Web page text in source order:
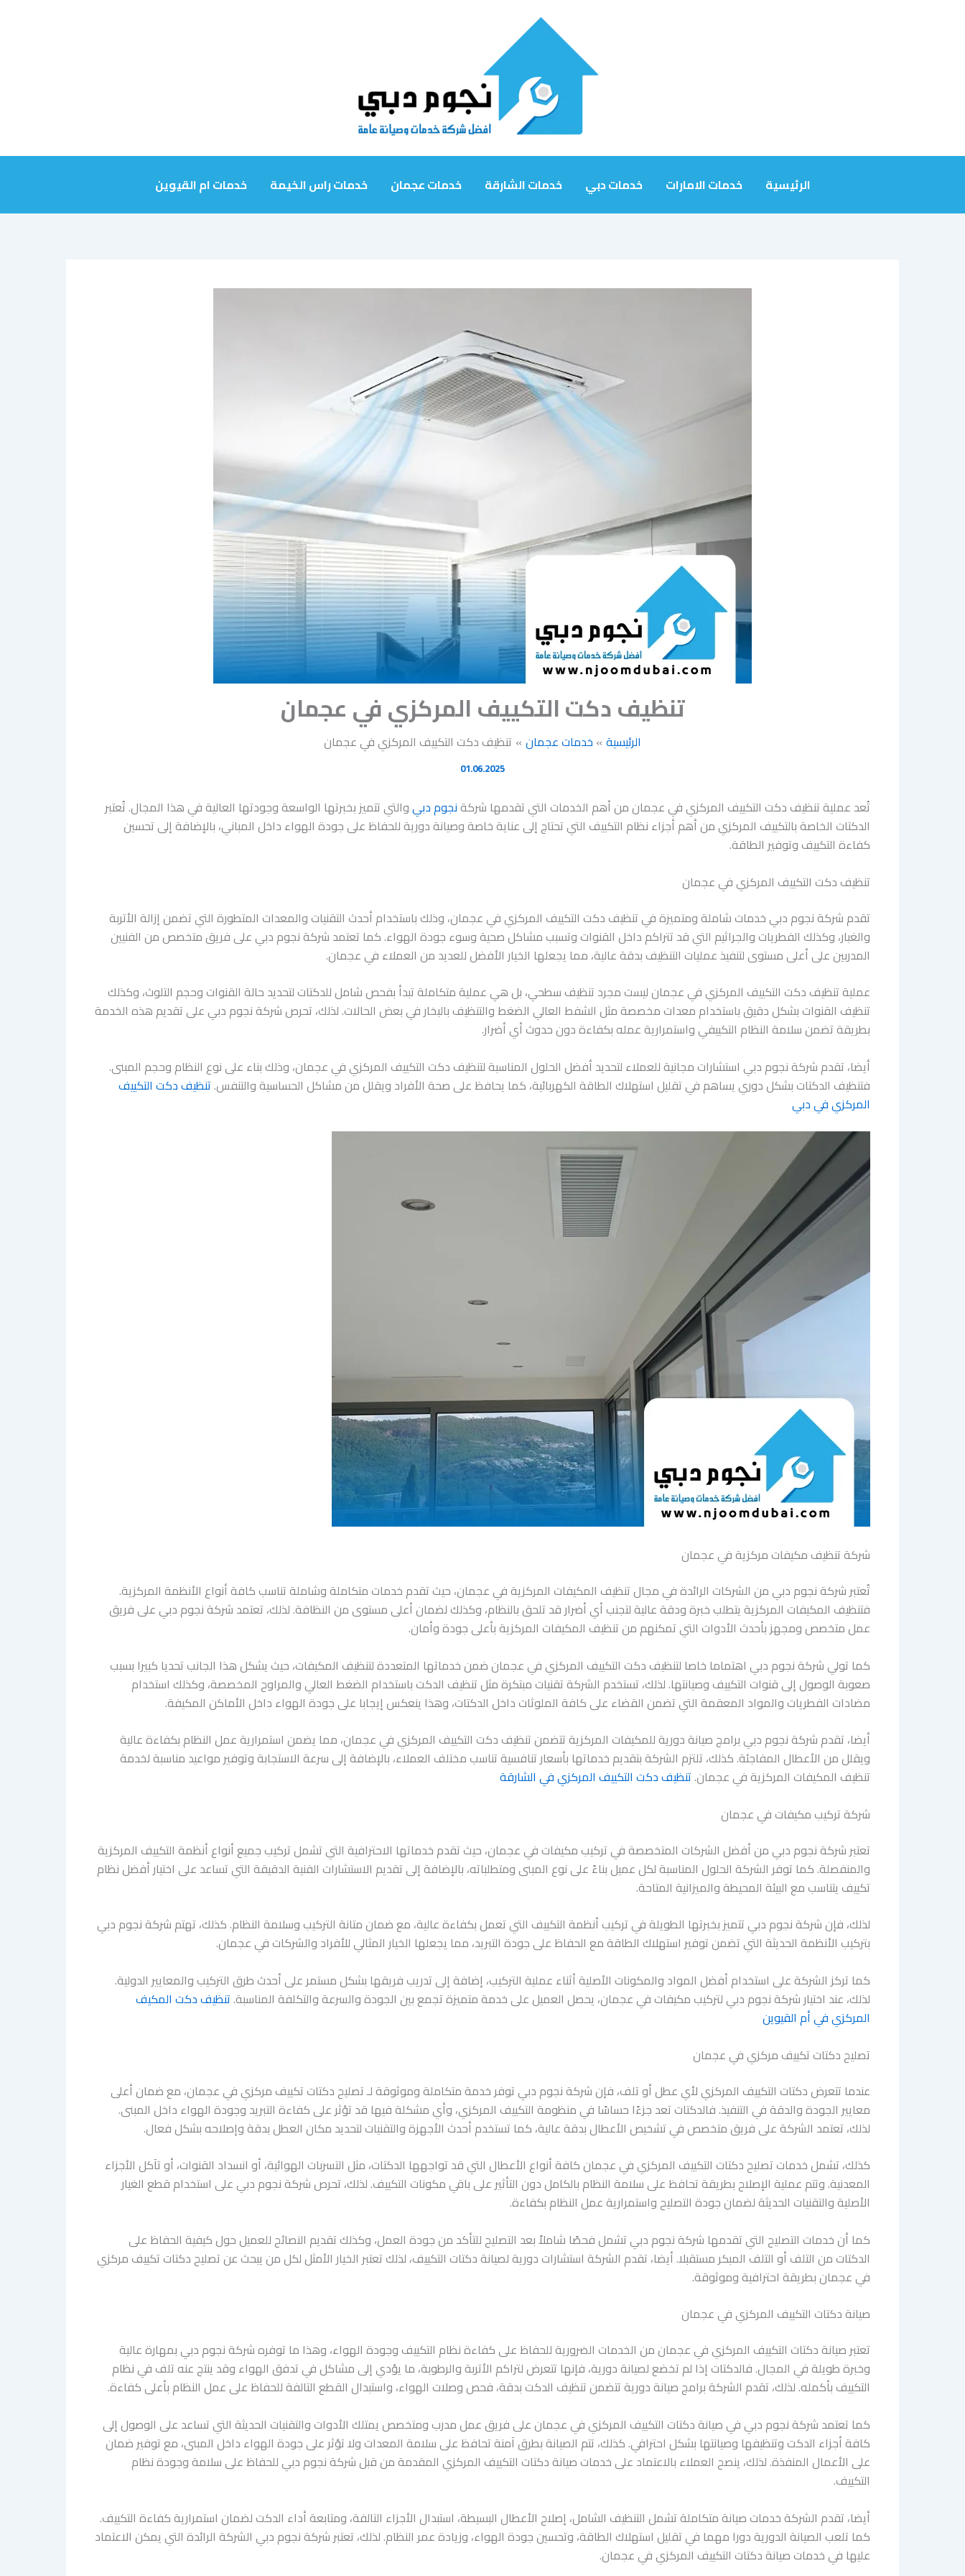
الرئيسية خدمات الامارات خدمات دبي خدمات الشارقة خدمات عجمان خدمات راس الخيمة خدمات ام القيوين
تنظيف دكت التكييف المركزي في عجمان
الرئيسية خدمات عجمان تنظيف دكت التكييف المركزي في عجمان
01.06.2025
تُعد عملية تنظيف دكت التكييف المركزي في عجمان من أهم الخدمات التي تقدمها شركةنجوم دبيوالتي تتميز بخبرتها الواسعة وجودتها العالية في هذا المجال. تُعتبر
الدكتات الخاصة بالتكييف المركزي من أهم أجزاء نظام التكييف التي تحتاج إلى عناية خاصة وصيانة دورية للحفاظ على جودة الهواء داخل المباني، بالإضافة إلى تحسين
كفاءة التكييف وتوفير الطاقة.
تنظيف دكت التكييف المركزي في عجمان
تقدم شركة نجوم دبي خدمات شاملة ومتميزة في تنظيف دكت التكييف المركزي في عجمان، وذلك باستخدام أحدث التقنيات والمعدات المتطورة التي تضمن إزالة الأتربة
والغبار، وكذلك الفطريات والجراثيم التي قد تتراكم داخل القنوات وتسبب مشاكل صحية وسوء جودة الهواء. كما تعتمد شركة نجوم دبي على فريق متخصص من الفنيين
المدربين على أعلى مستوى لتنفيذ عمليات التنظيف بدقة عالية، مما يجعلها الخيار الأفضل للعديد من العملاء في عجمان.
عملية تنظيف دكت التكييف المركزي في عجمان ليست مجرد تنظيف سطحي، بل هي عملية متكاملة تبدأ بفحص شامل للدكتات لتحديد حالة القنوات وحجم التلوث، وكذلك
تنظيف القنوات بشكل دقيق باستخدام معدات مخصصة مثل الشفط العالي الضغط والتنظيف بالبخار في بعض الحالات. لذلك، تحرص شركة نجوم دبي على تقديم هذه الخدمة
بطريقة تضمن سلامة النظام التكييفي واستمرارية عمله بكفاءة دون حدوث أي أضرار.
أيضا، تقدم شركة نجوم دبي استشارات مجانية للعملاء لتحديد أفضل الحلول المناسبة لتنظيف دكت التكييف المركزي في عجمان، وذلك بناء على نوع النظام وحجم المبنى.
فتنظيف الدكتات بشكل دوري يساهم في تقليل استهلاك الطاقة الكهربائية، كما يحافظ على صحة الأفراد ويقلل من مشاكل الحساسية والتنفس.تنظيف دكت التكييف
المركزي في دبي
شركة تنظيف مكيفات مركزية في عجمان
تُعتبر شركة نجوم دبي من الشركات الرائدة في مجال تنظيف المكيفات المركزية في عجمان، حيث تقدم خدمات متكاملة وشاملة تناسب كافة أنواع الأنظمة المركزية.
فتنظيف المكيفات المركزية يتطلب خبرة ودقة عالية لتجنب أي أضرار قد تلحق بالنظام، وكذلك لضمان أعلى مستوى من النظافة. لذلك، تعتمد شركة نجوم دبي على فريق
عمل متخصص ومجهز بأحدث الأدوات التي تمكنهم من تنظيف المكيفات المركزية بأعلى جودة وأمان.
كما تولي شركة نجوم دبي اهتماما خاصا لتنظيف دكت التكييف المركزي في عجمان ضمن خدماتها المتعددة لتنظيف المكيفات، حيث يشكل هذا الجانب تحديا كبيرا بسبب
صعوبة الوصول إلى قنوات التكييف وصيانتها. لذلك، تستخدم الشركة تقنيات مبتكرة مثل تنظيف الدكت باستخدام الضغط العالي والمراوح المخصصة، وكذلك استخدام
مضادات الفطريات والمواد المعقمة التي تضمن القضاء على كافة الملوثات داخل الدكتات، وهذا ينعكس إيجابا على جودة الهواء داخل الأماكن المكيفة.
أيضا، تقدم شركة نجوم دبي برامج صيانة دورية للمكيفات المركزية تتضمن تنظيف دكت التكييف المركزي في عجمان، مما يضمن استمرارية عمل النظام بكفاءة عالية
ويقلل من الأعطال المفاجئة. كذلك، تلتزم الشركة بتقديم خدماتها بأسعار تنافسية تناسب مختلف العملاء، بالإضافة إلى سرعة الاستجابة وتوفير مواعيد مناسبة لخدمة
تنظيف المكيفات المركزية في عجمان.تنظيف دكت التكييف المركزي في الشارقة
شركة تركيب مكيفات في عجمان
تعتبر شركة نجوم دبي من أفضل الشركات المتخصصة في تركيب مكيفات في عجمان، حيث تقدم خدماتها الاحترافية التي تشمل تركيب جميع أنواع أنظمة التكييف المركزية
والمنفصلة. كما توفر الشركة الحلول المناسبة لكل عميل بناءً على نوع المبنى ومتطلباته، بالإضافة إلى تقديم الاستشارات الفنية الدقيقة التي تساعد على اختيار أفضل نظام
تكييف يتناسب مع البيئة المحيطة والميزانية المتاحة.
لذلك، فإن شركة نجوم دبي تتميز بخبرتها الطويلة في تركيب أنظمة التكييف التي تعمل بكفاءة عالية، مع ضمان متانة التركيب وسلامة النظام. كذلك، تهتم شركة نجوم دبي
بتركيب الأنظمة الحديثة التي تضمن توفير استهلاك الطاقة مع الحفاظ على جودة التبريد، مما يجعلها الخيار المثالي للأفراد والشركات في عجمان.
كما تركز الشركة على استخدام أفضل المواد والمكونات الأصلية أثناء عملية التركيب، إضافة إلى تدريب فريقها بشكل مستمر على أحدث طرق التركيب والمعايير الدولية.
لذلك، عند اختيار شركة نجوم دبي لتركيب مكيفات في عجمان، يحصل العميل على خدمة متميزة تجمع بين الجودة والسرعة والتكلفة المناسبة.تنظيف دكت المكيف
المركزي في أم القيوين
تصليح دكتات تكييف مركزي في عجمان
عندما تتعرض دكتات التكييف المركزي لأي عطل أو تلف، فإن شركة نجوم دبي توفر خدمة متكاملة وموثوقة لـ تصليح دكتات تكييف مركزي في عجمان، مع ضمان أعلى
معايير الجودة والدقة في التنفيذ. فالدكتات تعد جزءًا حساسًا في منظومة التكييف المركزي، وأي مشكلة فيها قد تؤثر على كفاءة التبريد وجودة الهواء داخل المبنى.
لذلك، تعتمد الشركة على فريق متخصص في تشخيص الأعطال بدقة عالية، كما تستخدم أحدث الأجهزة والتقنيات لتحديد مكان العطل بدقة وإصلاحه بشكل فعال.
كذلك، تشمل خدمات تصليح دكتات التكييف المركزي في عجمان كافة أنواع الأعطال التي قد تواجهها الدكتات، مثل التسربات الهوائية، أو انسداد القنوات، أو تآكل الأجزاء
المعدنية. وتتم عملية الإصلاح بطريقة تحافظ على سلامة النظام بالكامل دون التأثير على باقي مكونات التكييف. لذلك، تحرص شركة نجوم دبي على استخدام قطع الغيار
الأصلية والتقنيات الحديثة لضمان جودة التصليح واستمرارية عمل النظام بكفاءة.
كما أن خدمات التصليح التي تقدمها شركة نجوم دبي تشمل فحصًا شاملاً بعد التصليح للتأكد من جودة العمل، وكذلك تقديم النصائح للعميل حول كيفية الحفاظ على
الدكتات من التلف أو التلف المبكر مستقبلا. أيضا، تقدم الشركة استشارات دورية لصيانة دكتات التكييف، لذلك تعتبر الخيار الأمثل لكل من يبحث عن تصليح دكتات تكييف مركزي
في عجمان بطريقة احترافية وموثوقة.
صيانة دكتات التكييف المركزي في عجمان
تعتبر صيانة دكتات التكييف المركزي في عجمان من الخدمات الضرورية للحفاظ على كفاءة نظام التكييف وجودة الهواء، وهذا ما توفره شركة نجوم دبي بمهارة عالية
وخبرة طويلة في المجال. فالدكتات إذا لم تخضع لصيانة دورية، فإنها تتعرض لتراكم الأتربة والرطوبة، ما يؤدي إلى مشاكل في تدفق الهواء وقد ينتج عنه تلف في نظام
التكييف بأكمله. لذلك، تقدم الشركة برامج صيانة دورية تتضمن تنظيف الدكت بدقة، فحص وصلات الهواء، واستبدال القطع التالفة للحفاظ على عمل النظام بأعلى كفاءة.
كما تعتمد شركة نجوم دبي في صيانة دكتات التكييف المركزي في عجمان على فريق عمل مدرب ومتخصص يمتلك الأدوات والتقنيات الحديثة التي تساعد على الوصول إلى
كافة أجزاء الدكت وتنظيفها وصيانتها بشكل احترافي. كذلك، تتم الصيانة بطرق آمنة تحافظ على سلامة المعدات ولا تؤثر على جودة الهواء داخل المبنى، مع توفير ضمان
على الأعمال المنفذة. لذلك، ينصح العملاء بالاعتماد على خدمات صيانة دكتات التكييف المركزي المقدمة من قبل شركة نجوم دبي للحفاظ على سلامة وجودة نظام
التكييف.
أيضا، تقدم الشركة خدمات صيانة متكاملة تشمل التنظيف الشامل، إصلاح الأعطال البسيطة، استبدال الأجزاء التالفة، ومتابعة أداء الدكت لضمان استمرارية كفاءة التكييف.
كما تلعب الصيانة الدورية دورا مهما في تقليل استهلاك الطاقة، وتحسين جودة الهواء، وزيادة عمر النظام. لذلك، تعتبر شركة نجوم دبي الشركة الرائدة التي يمكن الاعتماد
عليها في خدمات صيانة دكتات التكييف المركزي في عجمان.